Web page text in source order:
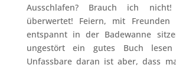
Ausschlafen? Brauch ich nicht!
überwertet! Feiern, mit Freunden
entspannt in der Badewanne
ungestört ein gutes Buch
Unfassbare daran ist aber, dass